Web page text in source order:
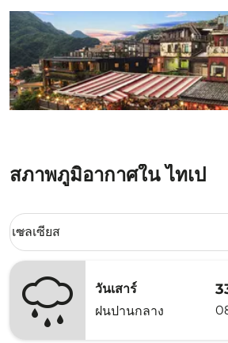
สภาพภูมิอากาศใน ไทเป
Weather unit option เซลเซียส Selected
เซลเซียส
keyboard_arrow_down
วันเสาร์
ฝนปานกลาง